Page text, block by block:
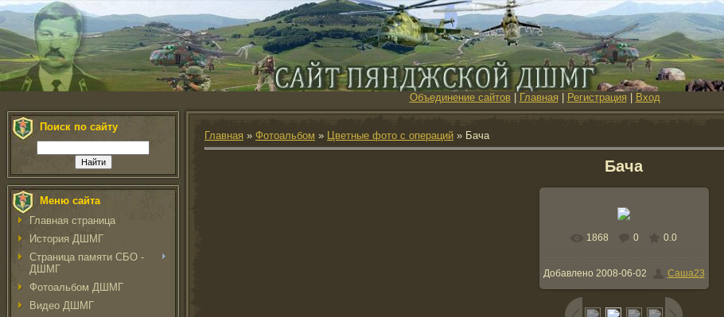
Объединение сайтов| Главная Регистрация Вход
Поиск по сайту
Меню сайта
Главная страница
История ДШМГ
Страница памяти СБО -
ДШМГ
Фотоальбом ДШМГ
Видео ДШМГ
Главная » Фотоальбом » Цветные фото с операций » Бача
Бача
В реальном размере
1023x652/ 125.4Kb
1868 0 0.0
Добавлено 2008-06-02 Саша23